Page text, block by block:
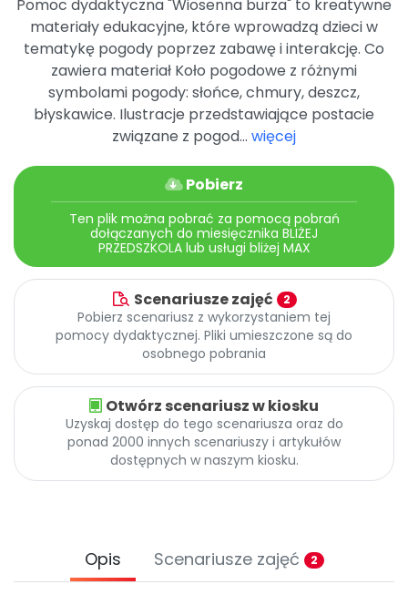
Archiwalne numery
Pomoc
Promocje
Pomoc dydaktyczna "Wiosenna burza" to kreatywne
materiały edukacyjne, które wprowadzą dzieci w
tematykę pogody poprzez zabawę i interakcję. Co
zawiera materiał Koło pogodowe z różnymi
symbolami pogody: słońce, chmury, deszcz,
błyskawice. Ilustracje przedstawiające postacie
związane z pogod... więcej
Pobierz
Ten plik można pobrać za pomocą pobrań
dołączanych do miesięcznika BLIŻEJ
PRZEDSZKOLA lub usługi bliżej MAX
Scenariusze zajęć 2
Pobierz scenariusz z wykorzystaniem tej
pomocy dydaktycznej. Pliki umieszczone są do
osobnego pobrania
Otwórz scenariusz w kiosku
Uzyskaj dostęp do tego scenariusza oraz do
ponad 2000 innych scenariuszy i artykułów
dostępnych w naszym kiosku.
Opis Scenariusze zajęć 2